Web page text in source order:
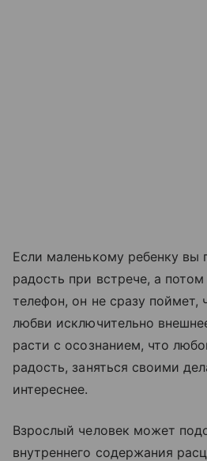
Если маленькому ребенку вы
радость при встрече, а потом
телефон, он не сразу поймет,
любви исключительно
расти с осознанием, что
радость, заняться своими
интереснее.
Взрослый человек может
внутреннего содержания